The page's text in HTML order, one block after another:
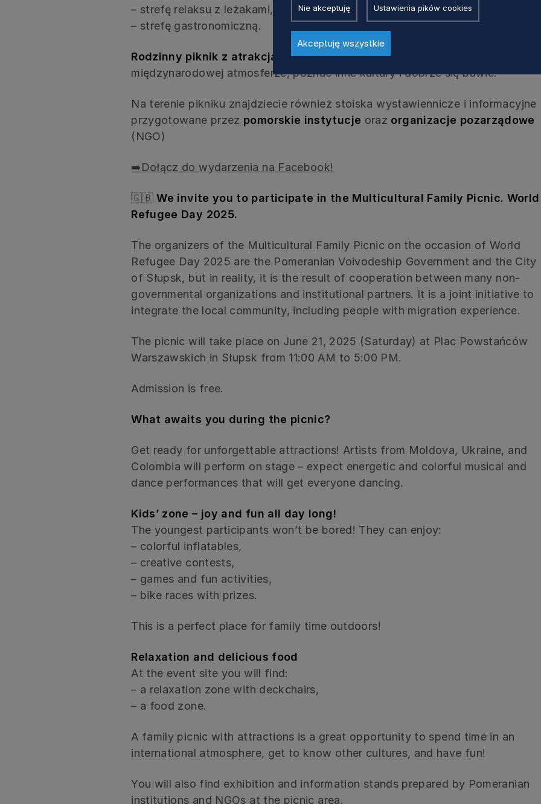
– strefę relaksu z leżakami,
– strefę gastronomiczną.
Rodzinny piknik z atrakcjami to idealna okazja, by spędzić czas w
międzynarodowej atmosferze, poznać inne kultury i dobrze się bawić!
Na terenie pikniku znajdziecie również stoiska wystawiennicze i informacyjne
przygotowane przez pomorskie instytucje oraz organizacje pozarządowe
(NGO)
➡️Dołącz do wydarzenia na Facebook!
🇬🇧We invite you to participate in the Multicultural Family Picnic. World
Refugee Day 2025.
The organizers of the Multicultural Family Picnic on the occasion of World
Refugee Day 2025 are the Pomeranian Voivodeship Government and the City
of Słupsk, but in reality, it is the result of cooperation between many non-
governmental organizations and institutional partners. It is a joint initiative to
integrate the local community, including people with migration experience.
The picnic will take place on June 21, 2025 (Saturday) at Plac Powstańców
Warszawskich in Słupsk from 11:00 AM to 5:00 PM.
Admission is free.
What awaits you during the picnic?
Get ready for unforgettable attractions! Artists from Moldova, Ukraine, and
Colombia will perform on stage – expect energetic and colorful musical and
dance performances that will get everyone dancing.
Kids’ zone – joy and fun all day long!
The youngest participants won’t be bored! They can enjoy:
– colorful inflatables,
– creative contests,
– games and fun activities,
– bike races with prizes.
This is a perfect place for family time outdoors!
Relaxation and delicious food
At the event site you will find:
– a relaxation zone with deckchairs,
– a food zone.
A family picnic with attractions is a great opportunity to spend time in an
international atmosphere, get to know other cultures, and have fun!
You will also find exhibition and information stands prepared by Pomeranian
institutions and NGOs at the picnic area.
Nie akceptuję Ustawienia pików cookies
Akceptuję wszystkie